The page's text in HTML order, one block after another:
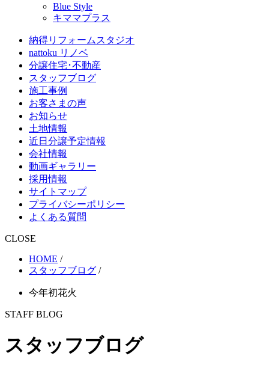
Blue Style
キママプラス
納得リフォームスタジオ
nattoku リノベ
分譲住宅･不動産
スタッフブログ
施工事例
お客さまの声
お知らせ
土地情報
近日分譲予定情報
会社情報
動画ギャラリー
採用情報
サイトマップ
プライバシーポリシー
よくある質問
CLOSE
HOME /
スタッフブログ /
今年初花火
STAFF BLOG
スタッフブログ